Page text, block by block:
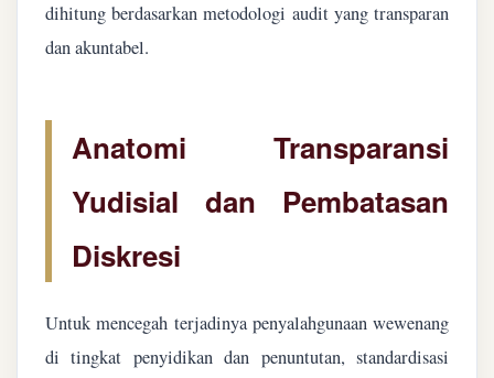
dihitung berdasarkan metodologi audit yang transparan
dan akuntabel.
Anatomi Transparansi
Yudisial dan Pembatasan
Diskresi
Untuk mencegah terjadinya penyalahgunaan wewenang
di tingkat penyidikan dan penuntutan, standardisasi